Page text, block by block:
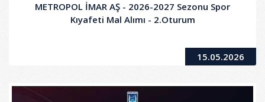
METROPOL İMAR AŞ - 2026-2027 Sezonu Spor
Kıyafeti Mal Alımı - 2.Oturum
15.05.2026